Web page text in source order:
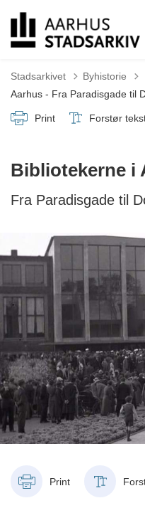
Stadsarkivet Byhistorie
Aarhus - Fra Paradisgade til
Print Forstør
Bibliotekerne i
Fra Paradisgade til
Print